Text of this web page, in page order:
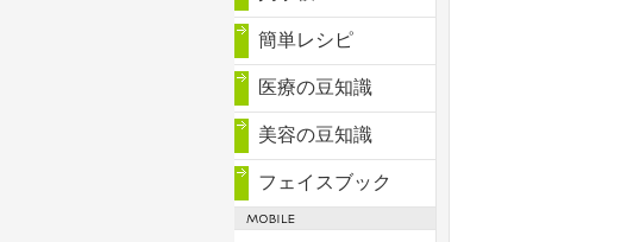
簡単レシピ
医療の豆知識
美容の豆知識
フェイスブック